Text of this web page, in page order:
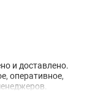
и доставлено.
оперативное,